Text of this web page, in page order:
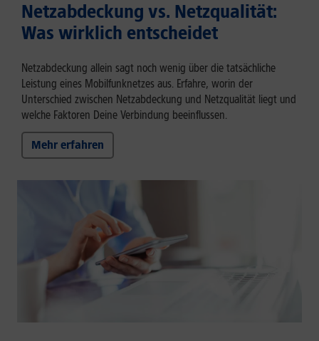
Netzabdeckung vs. Netzqualität:
Was wirklich entscheidet
Netzabdeckung allein sagt noch wenig über die tatsächliche
Leistung eines Mobilfunknetzes aus. Erfahre, worin der
Unterschied zwischen Netzabdeckung und Netzqualität liegt und
welche Faktoren Deine Verbindung beeinflussen.
Mehr erfahren